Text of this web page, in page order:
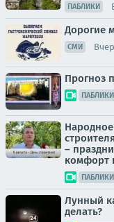
ПАБЛИКИ
Дорогие
СМИ
Прогноз
ПАБЛИКИ
–
комфорт
ПАБЛИКИ
Лунный
делать?